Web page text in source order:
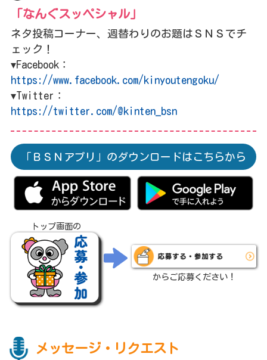
「なんぐスッペシャル」
ネタ投稿コーナー、週替わりのお題はＳＮＳでチ
ェック！
▾Facebook：
https://www.facebook.com/kinyoutengoku/
▾Twitter：
https://twitter.com/@kinten_bsn
「ＢＳＮアプリ」のダウンロードはこちらから
トップ画面の
からご応募ください！
メッセージ・リクエスト